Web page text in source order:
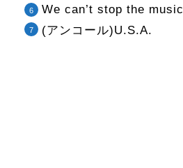
We can’t stop the music
(アンコール)U.S.A.